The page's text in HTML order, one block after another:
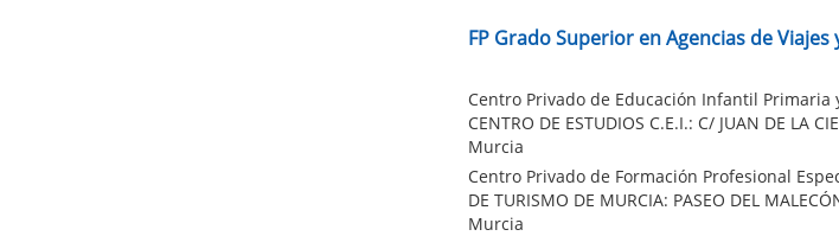
FP Grado Superior en Agencias de
Centro Privado de Educación Infantil Primaria
CENTRO DE ESTUDIOS C.E.I.: C/ JUAN DE LA
Murcia
Centro Privado de Formación Profesional
DE TURISMO DE MURCIA: PASEO DEL
Murcia